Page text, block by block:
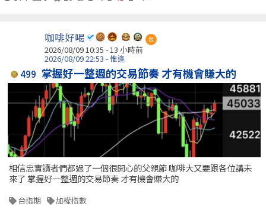
咖啡好喝 包
2026/08/09 10:35 -13 小時前
2026/08/09 22:53 - 惟逢
499 掌握好一整週的交易節奏 才有機會賺大的
相信忠實讀者們都過了一個很開心的父親節 咖啡大又要跟各位講未
來了 掌握好一整週的交易節奏 才有機會賺大的
台指期 加權指數